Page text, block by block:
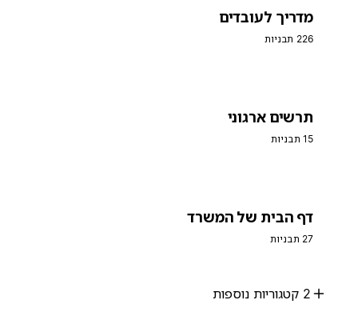
מדריך לעובדים
226 תבניות
תרשים ארגוני
15 תבניות
דף הבית של המשרד
27 תבניות
2 קטגוריות נוספות